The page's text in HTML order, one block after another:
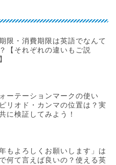
限・消費期限は英語でなんて
【それぞれの違いもご説
ォーテーションマークの使い
リオド・カンマの位置は？実
に検証してみよう！
年もよろしくお願いします」は
何て言えば良いの？使える英